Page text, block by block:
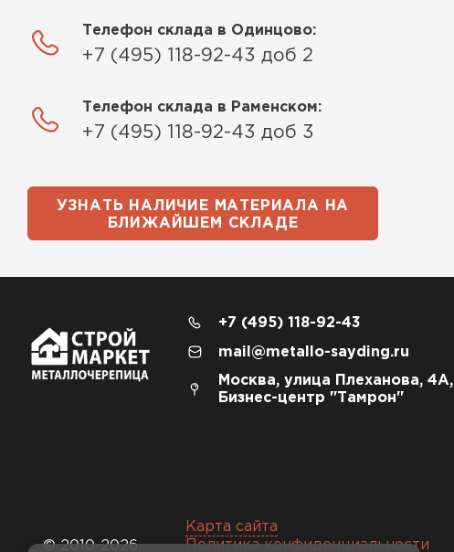
Телефон склада в Одинцово:
+7 (495) 118-92-43 доб 2
Телефон склада в Раменском:
+7 (495) 118-92-43 доб 3
УЗНАТЬ НАЛИЧИЕ МАТЕРИАЛА НА
БЛИЖАЙШЕМ СКЛАДЕ
© 2010-2026
+7 (495) 118-92-43
mail@metallo-sayding.ru
Москва, улица Плеханова, 4А,
Бизнес-центр "Тамрон"
Карта сайта
Политика конфиденциальности